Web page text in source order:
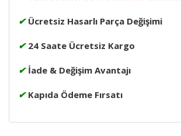
✔ Ücretsiz Hasarlı Parça Değişimi
✔ 24 Saate Ücretsiz Kargo
✔ İade & Değişim Avantajı
✔ Kapıda Ödeme Fırsatı